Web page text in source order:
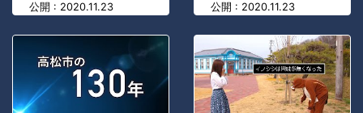
公開 : 2020.11.23
公開 : 2020.11.23